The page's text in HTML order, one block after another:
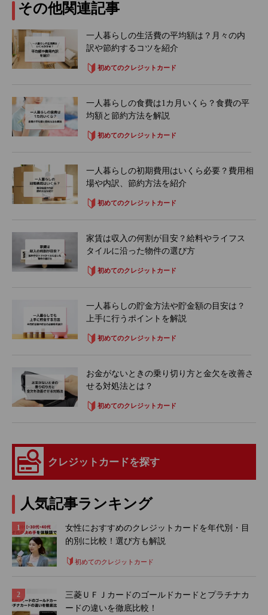
その他関連記事
一人暮らしの生活費の平均額は？月々の内
訳や節約するコツを紹介
初めてのクレジットカード
一人暮らしの食費は1カ月いくら？食費の平
均額と節約方法を解説
初めてのクレジットカード
一人暮らしの初期費用はいくら必要？費用相
場や内訳、節約方法を紹介
初めてのクレジットカード
家賃は収入の何割が目安？給料やライフス
タイルに沿った物件の選び方
初めてのクレジットカード
一人暮らしの貯金方法や貯金額の目安は？
上手に行うポイントを解説
初めてのクレジットカード
お金がないときの乗り切り方と金欠を改善さ
せる対処法とは？
初めてのクレジットカード
クレジットカードを探す
人気記事ランキング
女性におすすめのクレジットカードを年代別・目
的別に比較！選び方も解説
初めてのクレジットカード
三菱ＵＦＪカードのゴールドカードとプラチナカ
ードの違いを徹底比較！